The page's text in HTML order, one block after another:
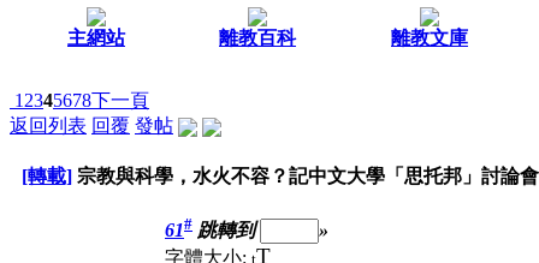
主網站 離教百科 離教文庫
1 2345678下一頁
返回列表 回覆 發帖
[轉載] 宗教與科學，水火不容？記中文大學「思托邦」討論會
61# 跳轉到
»
字體大小: tT